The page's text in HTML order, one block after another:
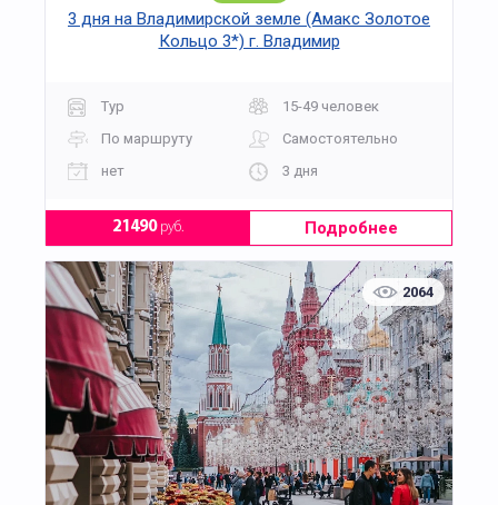
3 дня на Владимирской земле (Амакс Золотое
Кольцо 3*) г. Владимир
Тур
15-49 человек
По маршруту
Самостоятельно
нет
3 дня
21490руб. Подробнее
2064